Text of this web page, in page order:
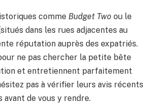
comme Budget Two ou le
dans les rues adjacentes au
réputation auprès des expatriés.
ne pas chercher la petite bête
et entretiennent parfaitement
pas à vérifier leurs avis récents
avant de vous y rendre.